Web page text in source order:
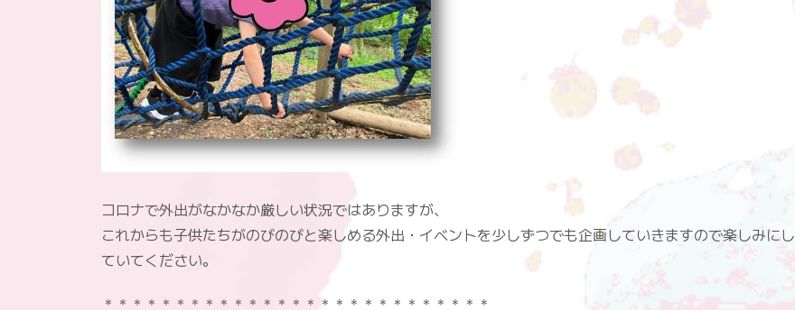
コロナで外出がなかなか厳しい状況ではありますが、
これからも子供たちがのびのびと楽しめる外出・イベントを少しずつでも企画していきますので楽しみにし
ていてください。
＊＊＊＊＊＊＊＊＊＊＊＊＊＊＊＊＊＊＊＊＊＊＊＊＊＊＊